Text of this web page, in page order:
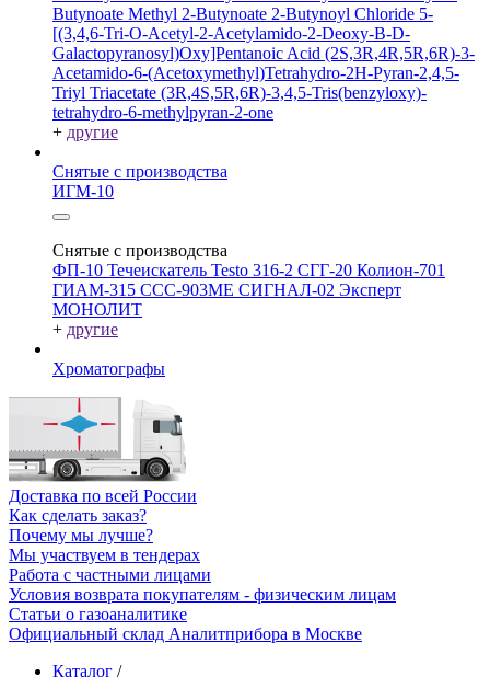
Butynoate Methyl 2-Butynoate 2-Butynoyl Chloride 5-
[(3,4,6-Tri-O-Acetyl-2-Acetylamido-2-Deoxy-B-D-
Galactopyranosyl)Oxy]Pentanoic Acid (2S,3R,4R,5R,6R)-3-
Acetamido-6-(Acetoxymethyl)Tetrahydro-2H-Pyran-2,4,5-
Triyl Triacetate (3R,4S,5R,6R)-3,4,5-Tris(benzyloxy)-
tetrahydro-6-methylpyran-2-one
+ другие
Снятые с производства
ИГМ-10
Снятые с производства
ФП-10 Течеискатель Testo 316-2 СГГ-20 Колион-701
ГИАМ-315 ССС-903МЕ СИГНАЛ-02 Эксперт
МОНОЛИТ
+ другие
Хроматографы
Доставка по всей России
Как сделать заказ?
Почему мы лучше?
Мы участвуем в тендерах
Работа с частными лицами
Условия возврата покупателям - физическим лицам
Статьи о газоаналитике
Официальный склад Аналитприбора в Москве
Каталог /